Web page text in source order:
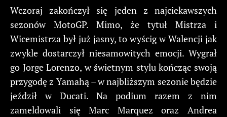
Wczoraj zakończył się jeden z najciekawszych
sezonów MotoGP. Mimo, że tytuł Mistrza i
Wicemistrza był już jasny, to wyścig w Walencji jak
zwykle dostarczył niesamowitych emocji. Wygrał
go Jorge Lorenzo, w świetnym stylu kończąc swoją
przygodę z Yamahą – w najbliższym sezonie będzie
jeździł w Ducati. Na podium razem z nim
zameldowali się Marc Marquez oraz Andrea